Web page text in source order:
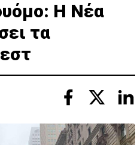
Η Νέα
τα